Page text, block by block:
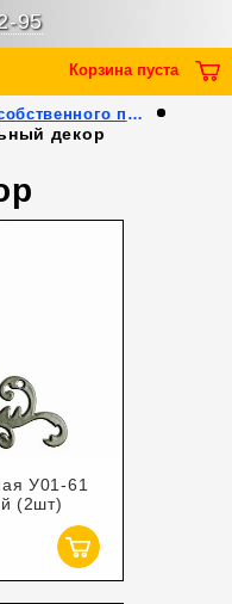
95
Корзина пуста
Продукция собственного производства
декор
У01-61
(2шт)